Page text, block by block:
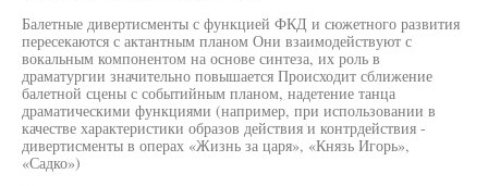
Балетные дивертисменты с функцией ФКД и сюжетного развития
пересекаются с актантным планом Они взаимодействуют с
вокальным компонентом на основе синтеза, их роль в
драматургии значительно повышается Происходит сближение
балетной сцены с событийным планом, надетение танца
драматическими функциями (например, при использовании в
качестве характеристики образов действия и контрдействия -
дивертисменты в операх «Жизнь за царя», «Князь Игорь»,
«Садко»)